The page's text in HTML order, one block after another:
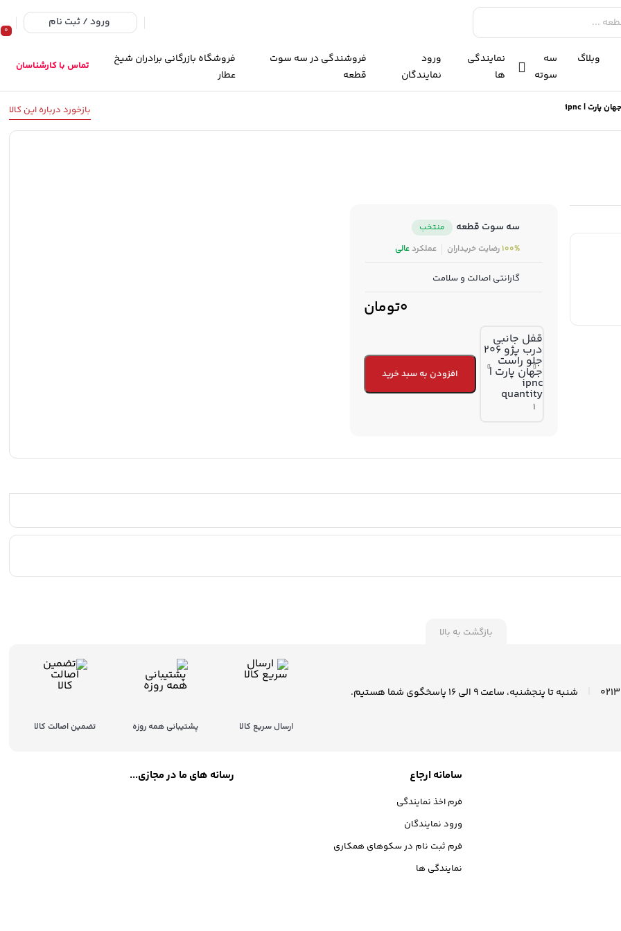
ورود / ثبت نام
0
وبلاگ
سه
سوته
نمایندگی
ها
ورود
نمایندگان
فروشندگی در سه سوت
قطعه
فروشگاه بازرگانی برادران شیخ
عطار
تماس با کارشناسان
بازخورد درباره این کالا
سه سوت قطعه
منتخب
100%رضایت خریداران عملکردعالی
گارانتی اصالت و سلامت
0تومان
قفل جانبی
درب پژو 206
جلو راست
جهان پارت |
ipnc
quantity
افزودن به سبد خرید
بازگشت به بالا
شنبه تا پنجشنبه، ساعت ۹ الی ۱6 پاسخگوی شما هستیم.
ارسال سریع کالا پشتیبانی همه روزه تضمین اصالت کالا
سامانه ارجاع
فرم اخذ نمایندگی
ورود نمایندگان
فرم ثبت نام در سکوهای همکاری
نمایندگی ها
رسانه های ما در مجازی...